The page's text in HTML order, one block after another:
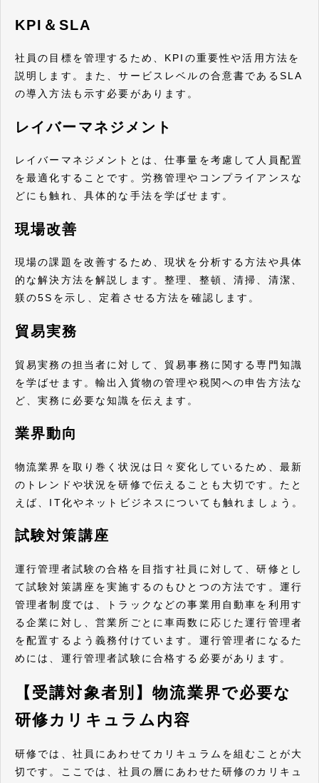
KPI＆SLA
社員の目標を管理するため、KPIの重要性や活用方法を
説明します。また、サービスレベルの合意書であるSLA
の導入方法も示す必要があります。
レイバーマネジメント
レイバーマネジメントとは、仕事量を考慮して人員配置
を最適化することです。労務管理やコンプライアンスな
どにも触れ、具体的な手法を学ばせます。
現場改善
現場の課題を改善するため、現状を分析する方法や具体
的な解決方法を解説します。整理、整頓、清掃、清潔、
躾の5Sを示し、定着させる方法を確認します。
貿易実務
貿易実務の担当者に対して、貿易事務に関する専門知識
を学ばせます。輸出入貨物の管理や税関への申告方法な
ど、実務に必要な知識を伝えます。
業界動向
物流業界を取り巻く状況は日々変化しているため、最新
のトレンドや状況を研修で伝えることも大切です。たと
えば、IT化やネットビジネスについても触れましょう。
試験対策講座
運行管理者試験の合格を目指す社員に対して、研修とし
て試験対策講座を実施するのもひとつの方法です。運行
管理者制度では、トラックなどの事業用自動車を利用す
る企業に対し、営業所ごとに車両数に応じた運行管理者
を配置するよう義務付けています。運行管理者になるた
めには、運行管理者試験に合格する必要があります。
【受講対象者別】物流業界で必要な
研修カリキュラム内容
研修では、社員にあわせてカリキュラムを組むことが大
切です。ここでは、社員の層にあわせた研修のカリキュ